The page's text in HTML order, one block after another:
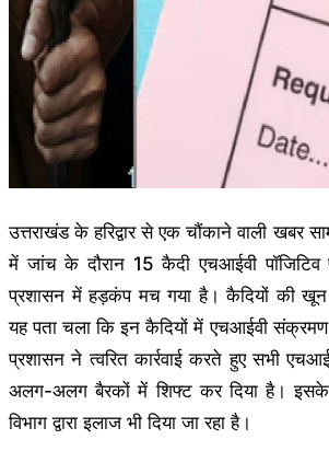
उत्तराखंड के हरिद्वार से एक चौंकाने वाली खबर
में जांच के दौरान 15 कैदी एचआईवी
प्रशासन में हड़कंप मच गया है। कैदियों की
यह पता चला कि इन कैदियों में एचआईवी
प्रशासन ने त्वरित कार्रवाई करते हुए सभी
अलग-अलग बैरकों में शिफ्ट कर दिया है। इसके
विभाग द्वारा इलाज भी दिया जा रहा है।